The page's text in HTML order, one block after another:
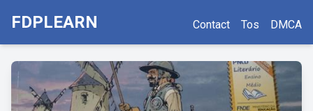
FDPLEARN Contact Tos DMCA